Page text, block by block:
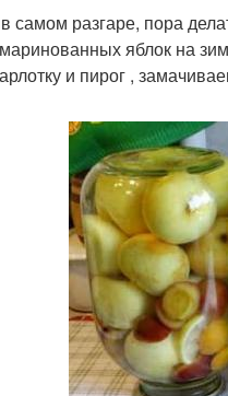
самом разгаре, пора
яблок на
и пирог ,